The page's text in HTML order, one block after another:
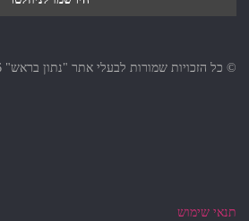
© כל הזכויות שמורות לבעלי אתר "נתון בראש" 2026 ©
תנאי שימוש